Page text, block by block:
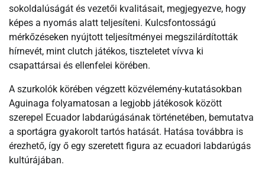
sokoldalúságát és vezetői kvalitásait, megjegyezve, hogy
képes a nyomás alatt teljesíteni. Kulcsfontosságú
mérkőzéseken nyújtott teljesítményei megszilárdították
hírnevét, mint clutch játékos, tiszteletet vívva ki
csapattársai és ellenfelei körében.
A szurkolók körében végzett közvélemény-kutatásokban
Aguinaga folyamatosan a legjobb játékosok között
szerepel Ecuador labdarúgásának történetében, bemutatva
a sportágra gyakorolt tartós hatását. Hatása továbbra is
érezhető, így ő egy szeretett figura az ecuadori labdarúgás
kultúrájában.